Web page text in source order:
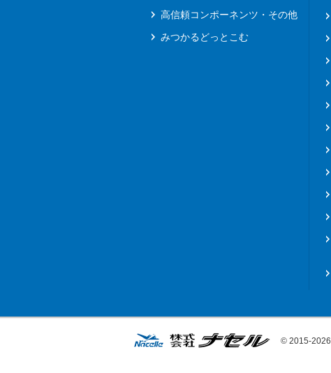
高信頼コンポーネンツ・その他
みつかるどっとこむ
© 2015-2026